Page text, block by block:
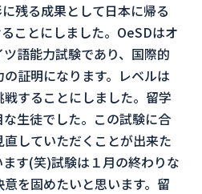
残る成果として日本に帰る
ことにしました。OeSDはオ
語能力試験であり、国際的
証明になります。レベルは
することにしました。留学
生徒でした。この試験に合
していただくことが出来た
す(笑)試験は１月の終わりな
を固めたいと思います。留